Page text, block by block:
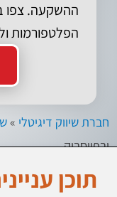
ההשקעה. צפו
הפלטפורמות
חברת שיווק דיגיטלי »
ובפייסבוק
תוכן